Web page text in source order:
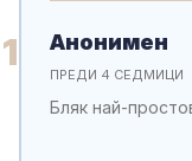
1 Анонимен
ПРЕДИ 4 СЕДМИЦИ
Бляк най-